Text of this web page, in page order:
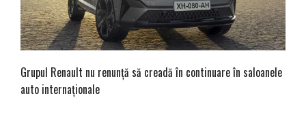
Grupul Renault nu renunță să creadă în continuare în saloanele
auto internaționale